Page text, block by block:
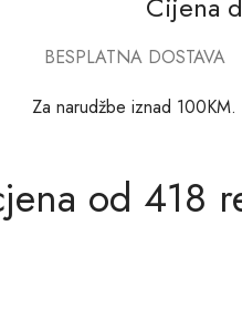
BESPLATNA DOSTAVA
Za narudžbe iznad 100KM.
od 418